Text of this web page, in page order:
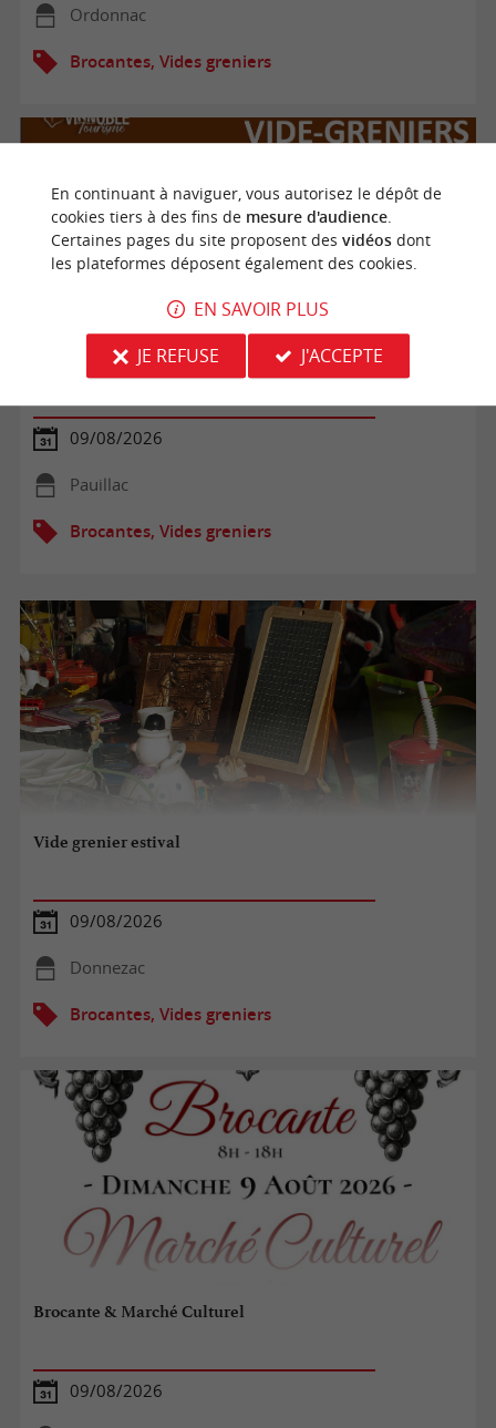
Ordonnac
Brocantes, Vides greniers
Vide-greniers ACCA
09/08/2026
Pauillac
Brocantes, Vides greniers
Vide grenier estival
09/08/2026
Donnezac
Brocantes, Vides greniers
Brocante & Marché Culturel
09/08/2026
En continuant à naviguer, vous autorisez le dépôt de
cookies tiers à des fins de mesure d'audience.
Certaines pages du site proposent des vidéosdont
les plateformes déposent également des cookies.
EN SAVOIR PLUS
JE REFUSE
J'ACCEPTE